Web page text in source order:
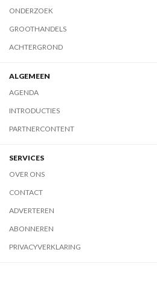
ONDERZOEK
GROOTHANDELS
ACHTERGROND
ALGEMEEN
AGENDA
INTRODUCTIES
PARTNERCONTENT
SERVICES
OVER ONS
CONTACT
ADVERTEREN
ABONNEREN
PRIVACYVERKLARING